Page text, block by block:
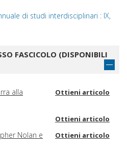
di studi interdisciplinari : IX,
FASCICOLO (DISPONIBILI
alla
Ottieni articolo
Ottieni articolo
Nolan e
Ottieni articolo